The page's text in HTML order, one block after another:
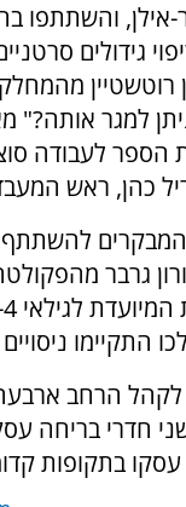
אילן, והשתתפו
גידולים
רוטשטיין
למגר אותה?"
הספר לעבודה
כהן, ראש
המבקרים
גרבר
התקיימו
לקהל הרחב
חדרי בריחה
בתקופות